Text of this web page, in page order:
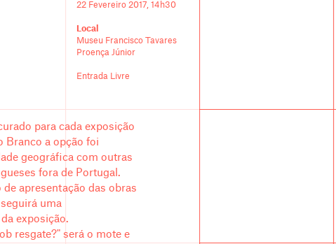
22 Fevereiro 2017, 14h30
Local
Museu Francisco Tavares
Proença Júnior
Entrada Livre
para cada exposição
Branco a opção foi
geográfica com outras
fora de Portugal.
apresentação das obras
uma
exposição.
resgate?" será o mote e